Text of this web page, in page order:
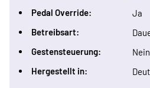
Pedal Override:
Ja
Betreibsart:
Gestensteuerung:
Nein
Hergestellt in: